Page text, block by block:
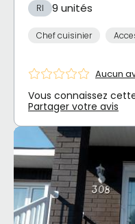
RI 9 unités
Chef cuisinier
Aucun
Vous connaissez
Partager votre avis